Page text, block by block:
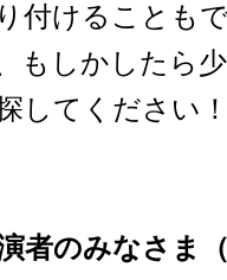
付けることも
もしかしたら
してください
者のみなさま